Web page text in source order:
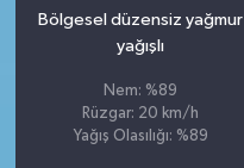
Bölgesel düzensiz yağmur
yağışlı
Nem: %89
Rüzgar: 20 km/h
Yağış Olasılığı: %89